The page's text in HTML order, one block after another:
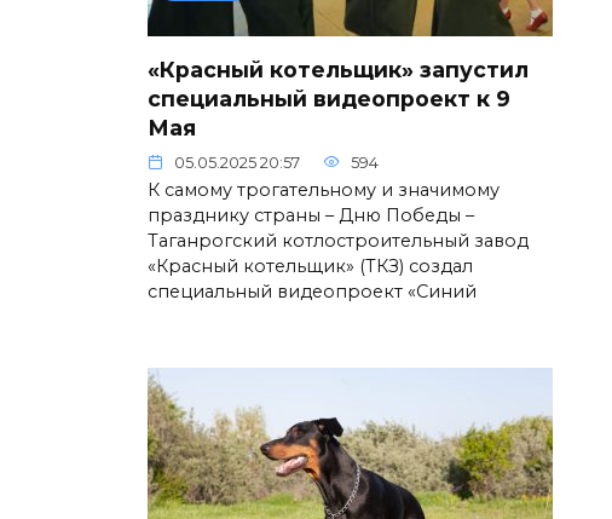
«Красный котельщик» запустил
специальный видеопроект к 9
Мая
05.05.2025 20:57 594
К самому трогательному и значимому
празднику страны – Дню Победы –
Таганрогский котлостроительный завод
«Красный котельщик» (ТКЗ) создал
специальный видеопроект «Синий